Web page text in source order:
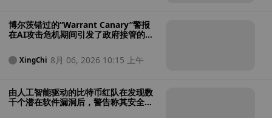
博尔茨错过的“Warrant Canary”警报
在AI攻击危机期间引发了政府接管的担
XingChi 8月 06, 2026 10:15 上午
由人工智能驱动的比特币红队在发现数
千个潜在软件漏洞后，警告称其安全性